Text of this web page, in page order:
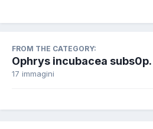
FROM THE CATEGORY:
Ophrys incubacea
17 immagini